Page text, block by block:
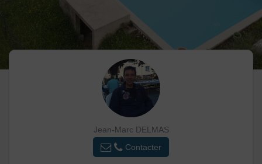
Jean-Marc DELMAS
Contacter